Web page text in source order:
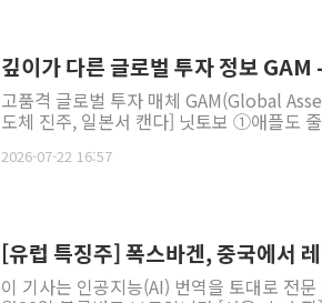
깊이가 다른 글로벌 투자 정보
고품격 글로벌 투자 매체 GAM(Global
도체 진주, 일본서 캔다] 닛토보 ①애플도
2026-07-22 16:57
[유럽 특징주] 폭스바겐, 중국에서
이 기사는 인공지능(AI) 번역을 토대로 전